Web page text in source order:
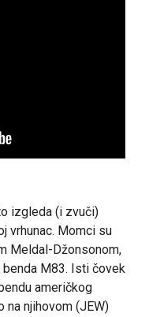
izgleda (i zvuči)
vrhunac. Momci su
Meldal-Džonsonom,
M83. Isti čovek
američkog
na njihovom (JEW)